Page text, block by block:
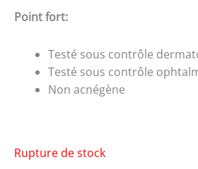
Point fort:
Testé sous contrôle
Testé sous contrôle
Non acnégène
Rupture de stock